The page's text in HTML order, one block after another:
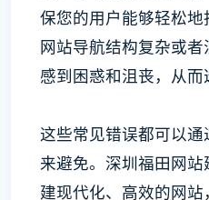
保您的用户能够轻松
网站导航结构复杂或
感到困惑和沮丧，从而
这些常见错误都可以
来避免。深圳福田网
建现代化、高效的网